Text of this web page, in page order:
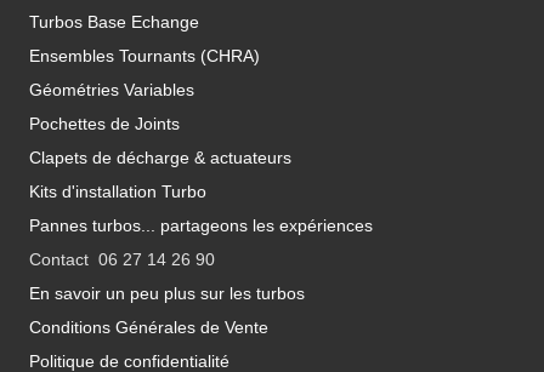
Turbos Base Echange
Ensembles Tournants (CHRA)
Géométries Variables
Pochettes de Joints
Clapets de décharge & actuateurs
Kits d'installation Turbo
Pannes turbos... partageons les expériences
Contact 06 27 14 26 90
En savoir un peu plus sur les turbos
Conditions Générales de Vente
Politique de confidentialité